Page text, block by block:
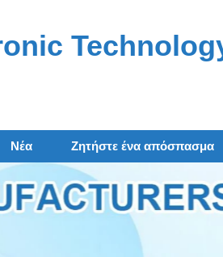
Νέα Ζητήστε ένα απόσπασμα